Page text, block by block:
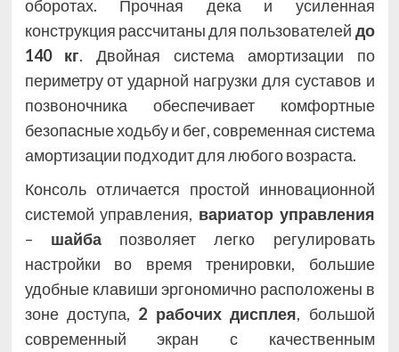
оборотах. Прочная дека и усиленная
конструкция рассчитаны для пользователей до
140 кг. Двойная система амортизации по
периметру от ударной нагрузки для суставов и
позвоночника обеспечивает комфортные
безопасные ходьбу и бег, современная система
амортизации подходит для любого возраста.
Консоль отличается простой инновационной
системой управления, вариатор управления
– шайбапозволяет легко регулировать
настройки во время тренировки, большие
удобные клавиши эргономично расположены в
зоне доступа, 2 рабочих дисплея, большой
современный экран с качественным